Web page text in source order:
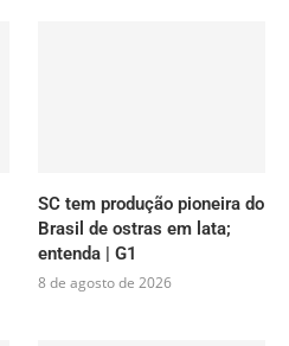
SC tem produção pioneira do
Brasil de ostras em lata;
entenda | G1
8 de agosto de 2026